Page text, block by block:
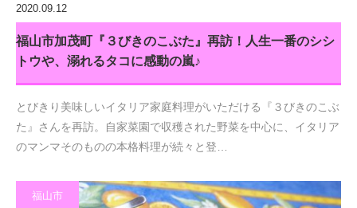
2020.09.12
福山市加茂町『３びきのこぶた』再訪！人生一番のシシ
トウや、溺れるタコに感動の嵐♪
とびきり美味しいイタリア家庭料理がいただける『３びきのこぶ
た』さんを再訪。自家菜園で収穫された野菜を中心に、イタリア
のマンマそのものの本格料理が続々と登…
福山市